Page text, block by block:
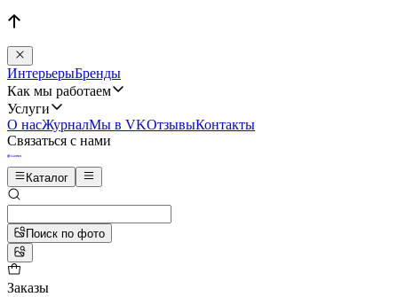
ИнтерьерыБренды
Как мы работаем
Услуги
О насЖурналМы в VKОтзывыКонтакты
Связаться с нами
Каталог
Поиск по фото
Заказы